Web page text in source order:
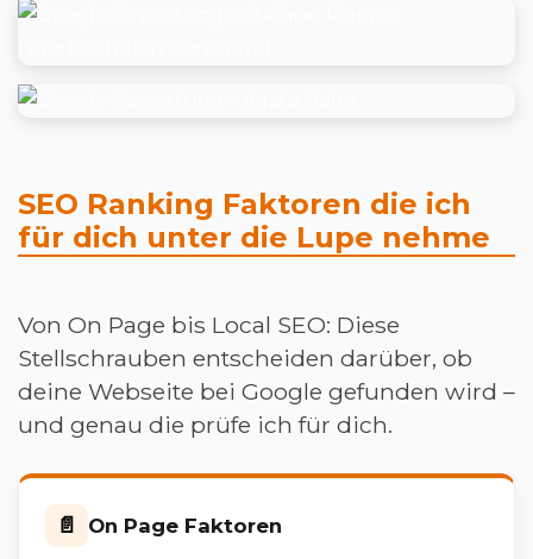
SEO Ranking Faktoren die ich
für dich unter die Lupe nehme
Von On Page bis Local SEO: Diese
Stellschrauben entscheiden darüber, ob
deine Webseite bei Google gefunden wird –
und genau die prüfe ich für dich.
📄 On Page Faktoren